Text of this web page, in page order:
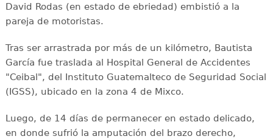
David Rodas (en estado de ebriedad) embistió a la
pareja de motoristas.
Tras ser arrastrada por más de un kilómetro, Bautista
García fue traslada al Hospital General de Accidentes
"Ceibal", del Instituto Guatemalteco de Seguridad Social
(IGSS), ubicado en la zona 4 de Mixco.
Luego, de 14 días de permanecer en estado delicado,
en donde sufrió la amputación del brazo derecho,